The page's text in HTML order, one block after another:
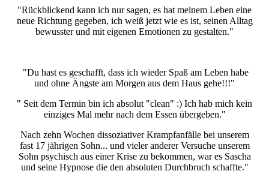
"Rückblickend kann ich nur sagen, es hat meinem Leben eine
neue Richtung gegeben, ich weiß jetzt wie es ist, seinen Alltag
bewusster und mit eigenen Emotionen zu gestalten."
"Du hast es geschafft, dass ich wieder Spaß am Leben habe
und ohne Ängste am Morgen aus dem Haus gehe!!!"
" Seit dem Termin bin ich absolut "clean" :) Ich hab mich kein
einziges Mal mehr nach dem Essen übergeben."
Nach zehn Wochen dissoziativer Krampfanfälle bei unserem
fast 17 jährigen Sohn... und vieler anderer Versuche unserem
Sohn psychisch aus einer Krise zu bekommen, war es Sascha
und seine Hypnose die den absoluten Durchbruch schaffte."